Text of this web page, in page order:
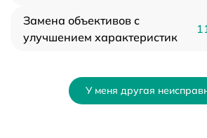
Замена объективов с
улучшением характеристик
У меня другая